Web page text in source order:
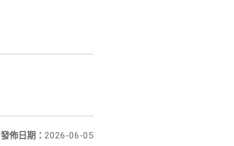
發佈日期： 2026-06-05